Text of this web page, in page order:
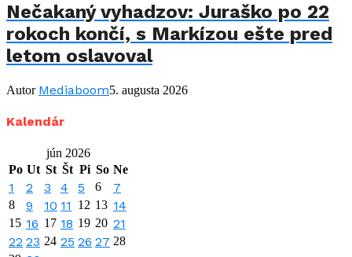
Nečakaný vyhadzov: Juraško po 22
rokoch končí, s Markízou ešte pred
letom oslavoval
Autor Mediaboom5. augusta 2026
Kalendár
jún 2026
Po Ut St Št Pi So Ne
1 2 3 4 5 6 7
8 9 10 11 12 13 14
15 16 17 18 19 20 21
22 23 24 25 26 27 28